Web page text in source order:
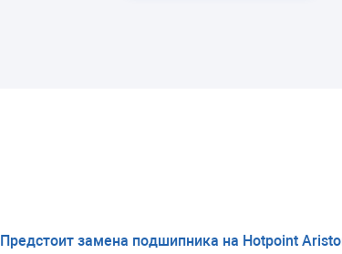
Предстоит замена подшипника на Hotpoint